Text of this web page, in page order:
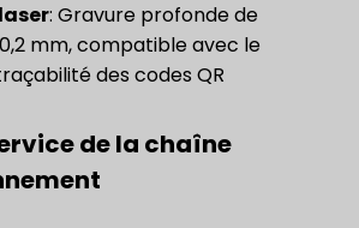
: Gravure profonde de
mm, compatible avec le
des codes QR
de la chaîne